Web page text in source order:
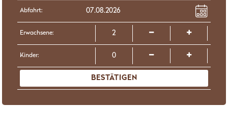
Abfahrt:
Erwachsene:
Kinder:
BESTÄTIGEN